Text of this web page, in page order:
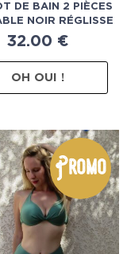
DE BAIN 2 PIÈCES
NOIR RÉGLISSE
32.00 €
OH OUI !
Promo